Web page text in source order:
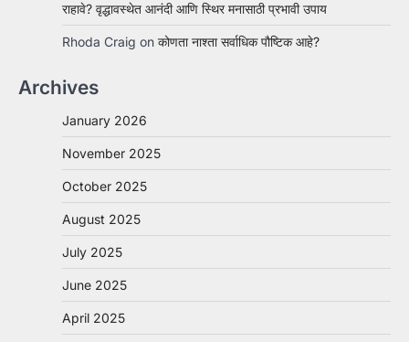
राहावे? वृद्धावस्थेत आनंदी आणि स्थिर मनासाठी प्रभावी उपाय
Rhoda Craig on कोणता नाश्ता सर्वाधिक पौष्टिक आहे?
Archives
January 2026
November 2025
October 2025
August 2025
July 2025
June 2025
April 2025